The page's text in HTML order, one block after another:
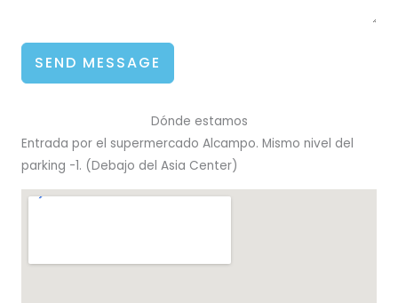
SEND MESSAGE
Dónde estamos
Entrada por el supermercado Alcampo. Mismo nivel del
parking -1. (Debajo del Asia Center)